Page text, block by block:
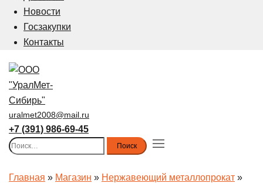
Новости
Госзакупки
Контакты
uralmet2008@mail.ru
+7 (391) 986-69-45
Найти:
Главная » Магазин » Нержавеющий металлопрокат »